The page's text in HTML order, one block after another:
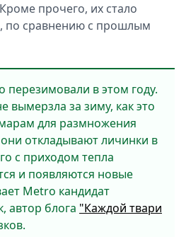
прочего, их стало
по сравнению с прошлым
в этом году.
вымерзла за зиму, как это
для размножения
откладывают личинки в
с приходом тепла
и появляются новые
Metro кандидат
автор блога "Каждой твари